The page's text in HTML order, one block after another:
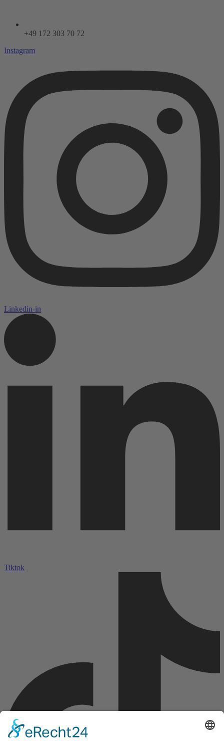
+49 172 303 70 72
Instagram
Linkedin-in
Tiktok